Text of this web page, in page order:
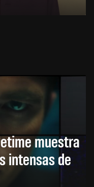
muestra
intensas de